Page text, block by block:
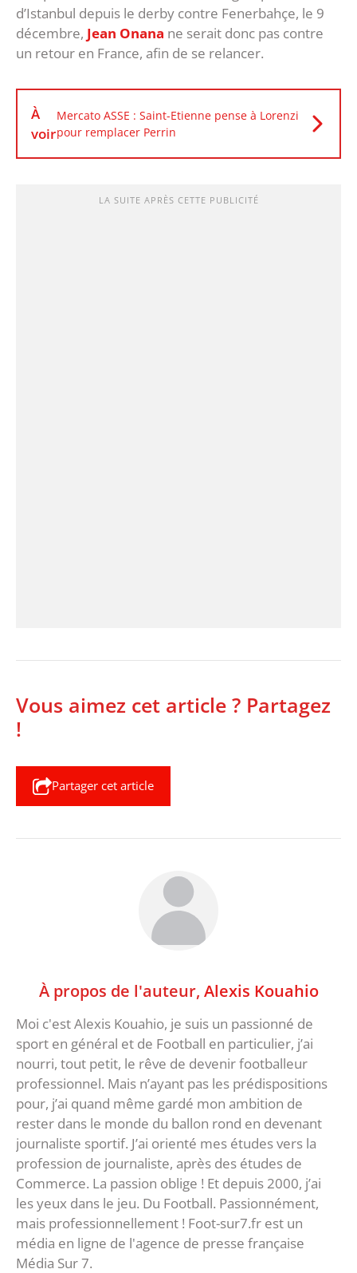
d’Istanbul depuis le derby contre Fenerbahçe, le 9
décembre, Jean Onana ne serait donc pas contre
un retour en France, afin de se relancer.
À
voir
Mercato ASSE : Saint-Etienne pense à Lorenzi
pour remplacer Perrin
LA SUITE APRÈS CETTE PUBLICITÉ
Vous aimez cet article ? Partagez
!
Partager cet article
À propos de l'auteur, Alexis Kouahio
Moi c'est Alexis Kouahio, je suis un passionné de
sport en général et de Football en particulier, j’ai
nourri, tout petit, le rêve de devenir footballeur
professionnel. Mais n’ayant pas les prédispositions
pour, j’ai quand même gardé mon ambition de
rester dans le monde du ballon rond en devenant
journaliste sportif. J’ai orienté mes études vers la
profession de journaliste, après des études de
Commerce. La passion oblige ! Et depuis 2000, j’ai
les yeux dans le jeu. Du Football. Passionnément,
mais professionnellement ! Foot-sur7.fr est un
média en ligne de l'agence de presse française
Média Sur 7.